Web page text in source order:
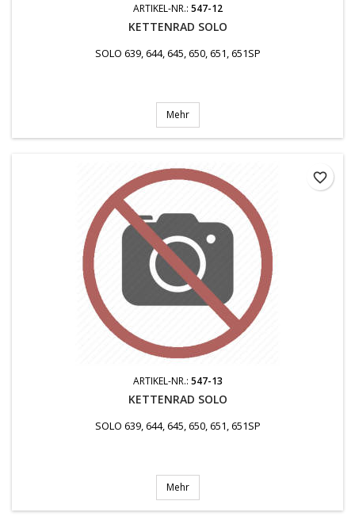
ARTIKEL-NR.: 547-12
KETTENRAD SOLO
SOLO 639, 644, 645, 650, 651, 651SP
Mehr
ARTIKEL-NR.: 547-13
KETTENRAD SOLO
SOLO 639, 644, 645, 650, 651, 651SP
Mehr
favorite_border